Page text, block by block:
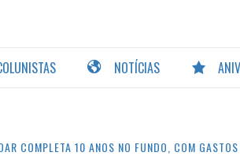
NOTÍCIAS
COMPLETA 10 ANOS NO FUNDO, COM